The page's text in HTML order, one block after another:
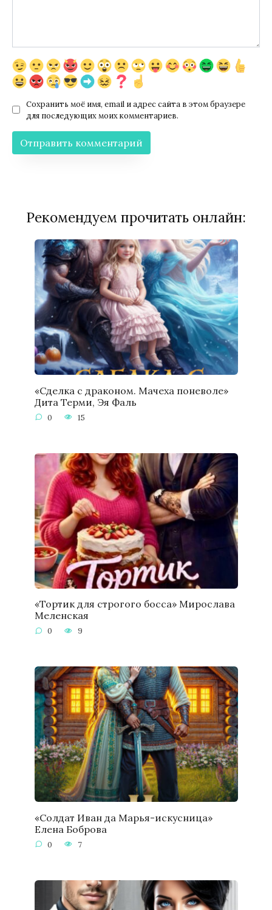
Сохранить моё имя, email и адрес сайта в этом браузере
для последующих моих комментариев.
Рекомендуем прочитать онлайн:
«Сделка с драконом. Мачеха поневоле»
Дита Терми, Эя Фаль
0 15
«Тортик для строгого босса» Мирослава
Меленская
0 9
«Солдат Иван да Марья-искусница»
Елена Боброва
0 7